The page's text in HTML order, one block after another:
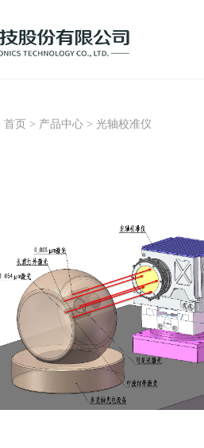
首页 > 产品中心 > 光轴校准仪